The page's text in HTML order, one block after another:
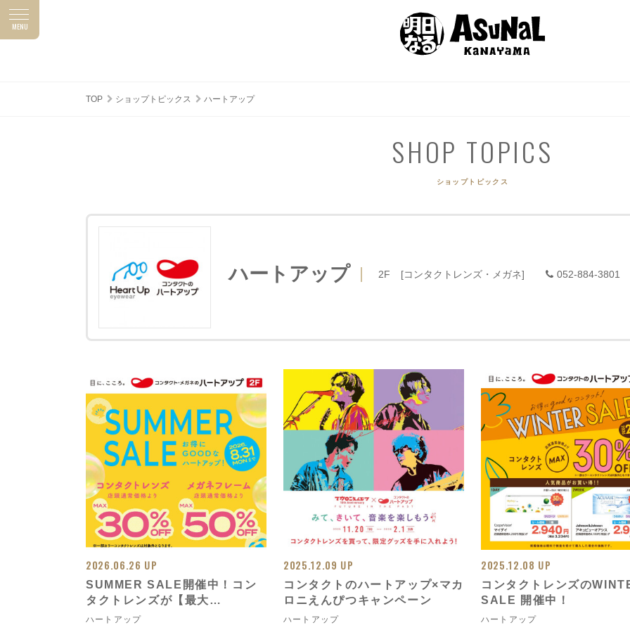
MENU SHOP GUIDE
ショップガイド
GOURMET
グルメ
TOP ショップトピックス ハートアップ
SHOP TOPICS
ショップトピックス
ハートアップ 2F [コンタクトレンズ・メガネ] 052-884-3801
2026.06.26 UP
SUMMER SALE開催中！コン
タクトレンズが【最大
30％OFF】！メガネフレーム
ハートアップ
2025.12.09 UP
コンタクトのハートアップ×マカ
ロニえんぴつキャンペーン
ハートアップ
2025.12.08 UP
コンタクトレンズの
SALE 開催中！
ハートアップ